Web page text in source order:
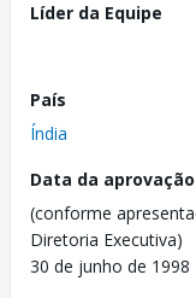
Líder da Equipe
País
Índia
Data da aprovação
(conforme
Diretoria Executiva)
30 de junho de 1998